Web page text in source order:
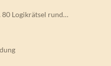
Logikrätsel rund…